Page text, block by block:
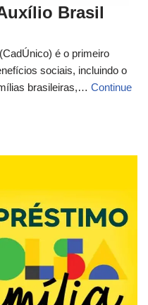
Brasil
é o primeiro
sociais, incluindo o
brasileiras,… Continue